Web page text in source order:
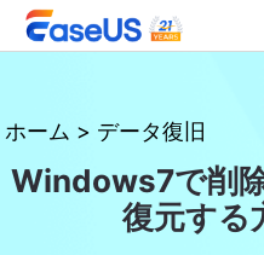
EaseUS
ホーム > データ復旧
Windows7で削
復元す